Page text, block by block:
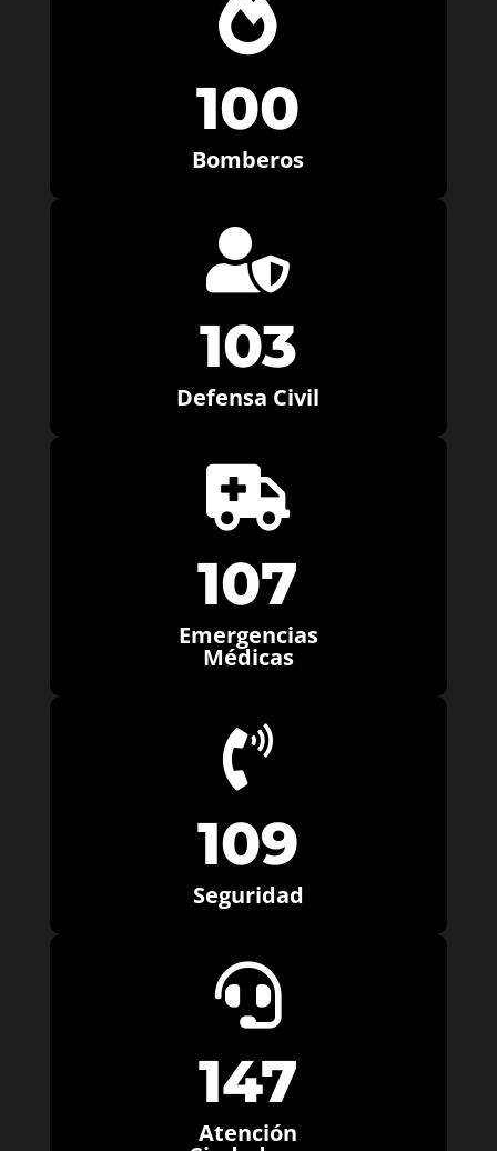

100
Bomberos

103
Defensa Civil

107
Emergencias
Médicas

109
Seguridad

147
Atención